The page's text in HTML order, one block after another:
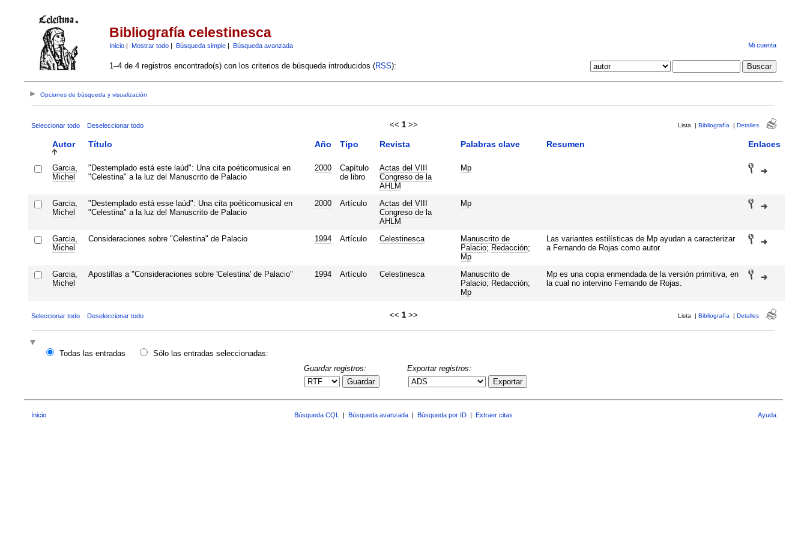
Bibliografía celestinesca
Inicio| Mostrar todo| Búsqueda simple| Búsqueda avanzada Mi cuenta
1–4 de 4 registros encontrado(s) con los criterios de búsqueda introducidos (RSS):
Opciones de búsqueda y visualización
Seleccionar todo Deseleccionar todo << 1 >> Lista | Bibliografía | Detalles
Autor Título Año Tipo Revista Palabras clave Resumen Enlaces
Garcia,
Michel
"Destemplado está este laúd": Una cita poéticomusical en
"Celestina" a la luz del Manuscrito de Palacio
2000
Capítulo
de libro
Actas del VIII
Congreso de la
AHLM
Mp
Garcia,
Michel
"Destemplado está esse laúd": Una cita poéticomusical en
"Celestina" a la luz del Manuscrito de Palacio
2000 Artículo
Actas del VIII
Congreso de la
AHLM
Mp
Garcia,
Michel
Consideraciones sobre "Celestina" de Palacio 1994 Artículo Celestinesca
Manuscrito de
Palacio; Redacción;
Mp
Las variantes estilísticas de Mp ayudan a caracterizar
a Fernando de Rojas como autor.
Garcia,
Michel
Apostillas a "Consideraciones sobre 'Celestina' de Palacio" 1994 Artículo Celestinesca
Manuscrito de
Palacio; Redacción;
Mp
Mp es una copia enmendada de la versión primitiva, en
la cual no intervino Fernando de Rojas.
Seleccionar todo Deseleccionar todo << 1 >> Lista | Bibliografía | Detalles
Todas las entradas
Sólo las entradas seleccionadas:
Guardar registros:
Guardar
Exportar registros:
Exportar
Inicio Búsqueda CQL Búsqueda avanzada Búsqueda por ID Extraer citas Ayuda